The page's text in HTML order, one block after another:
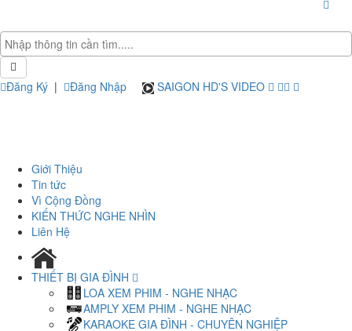
Đăng Ký | Đăng Nhập SAIGON HD'S VIDEO
Giới Thiệu
Tin tức
Vì Cộng Đồng
KIẾN THỨC NGHE NHÌN
Liên Hệ
THIẾT BỊ GIA ĐÌNH
LOA XEM PHIM - NGHE NHẠC
AMPLY XEM PHIM - NGHE NHẠC
KARAOKE GIA ĐÌNH - CHUYÊN NGHIỆP